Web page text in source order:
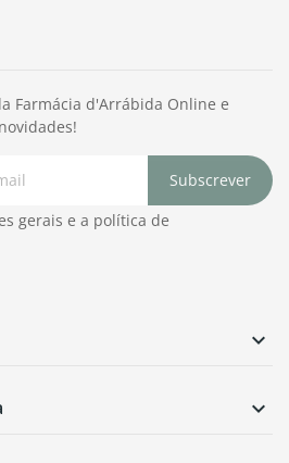


Farmácia d'Arrábida Online e
Subscrever
gerais e a política de